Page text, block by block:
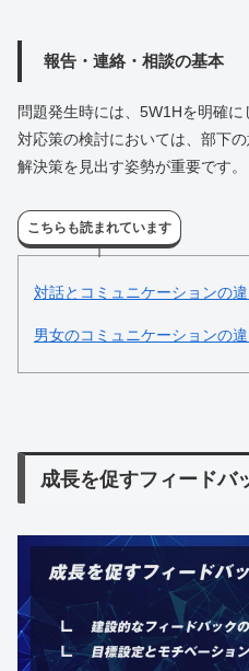
報告・連絡・相談の基本
問題発生時には、5W1Hを明確に
対応策の検討においては、部下
解決策を見出す姿勢が重要です。
こちらも読まれています
対話とコミュニケーションの
男女のコミュニケーションの
成長を促すフィードバ